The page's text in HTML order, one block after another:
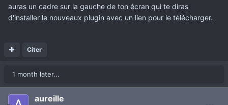
auras un cadre sur la gauche de ton écran qui te diras
d'installer le nouveaux plugin avec un lien pour le télécharger.
Citer
1 month later...
aureille